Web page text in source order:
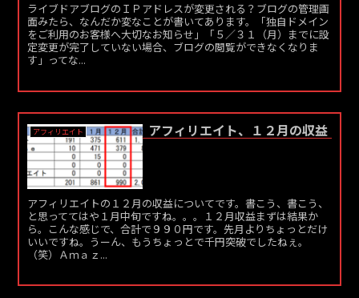
ライブドアブログのＩＰアドレスが変更される？ブログの管理画
面みたら、なんだか変なことが書いてあります。「独自ドメイン
をご利用のお客様へ大切なお知らせ」「５／３１（月）までに設
定変更が完了していない場合、ブログの閲覧ができなくなりま
す」ってな...
アフィリエイト アフィリエイト、１２月の収益
アフィリエイトの１２月の収益についてです。書こう、書こう、
と思っててはや１月中旬ですね。。。１２月収益まずは結果か
ら。こんな感じで、合計で９９０円です。先月よりちょっとだけ
いいですね。うーん、もうちょっとで千円突破でしたねぇ。
（笑）Ａｍａｚ...